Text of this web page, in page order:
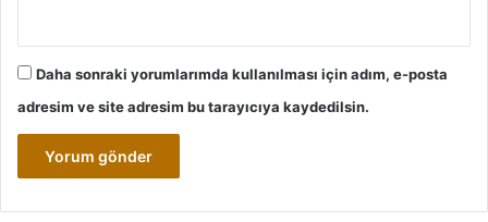
Daha sonraki yorumlarımda kullanılması için adım, e-posta
adresim ve site adresim bu tarayıcıya kaydedilsin.